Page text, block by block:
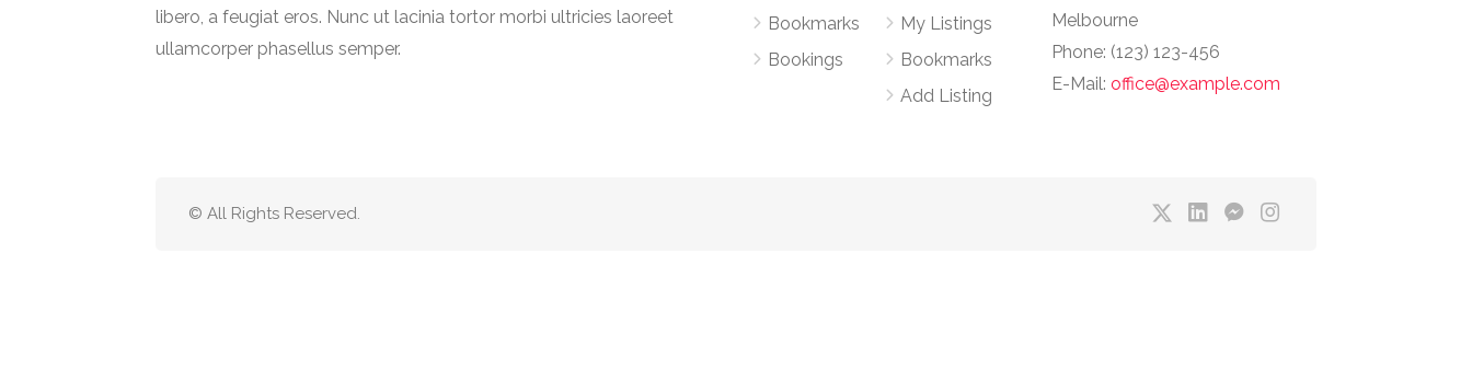
libero, a feugiat eros. Nunc ut lacinia tortor morbi ultricies laoreet
ullamcorper phasellus semper.
Bookmarks
Bookings
My Listings
Bookmarks
Add Listing
Melbourne
Phone: (123) 123-456
E-Mail: office@example.com
© All Rights Reserved.